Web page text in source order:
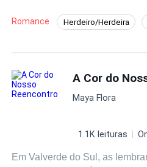
Romance Herdeiro/Herdeira
Médico/MédicaA Cor do
Maya Flora
1.1K leituras
Em Valverde do Sul, as